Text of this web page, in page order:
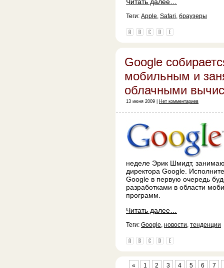
Теги: Apple, Safari, браузеры
Google
мобильным и
облачными
13 июня 2009 | Нет комментариев
неделе Эрик Шмидт,
директора Google.
Google в первую очередь
разработками в области
программ.
Читать далее…
Теги: Google, новости, тенденции
« 1 2 3 4 5 6 7